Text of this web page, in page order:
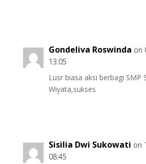
Gondeliva Roswinda on
13:05
Lusr biasa aksi berbagi SMP
Wiyata,sukses
Sisilia Dwi Sukowati on
08:45